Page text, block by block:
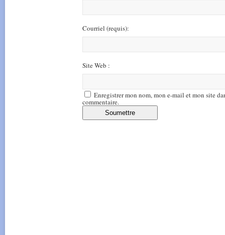
Courriel (requis):
Site Web :
Enregistrer mon nom, mon e-mail et mon site
commentaire.